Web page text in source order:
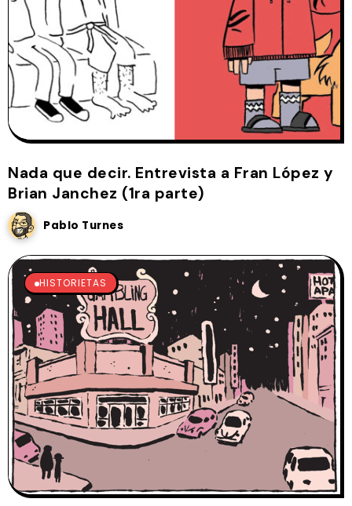
Nada que decir. Entrevista a Fran López y
Brian Janchez (1ra parte)
Pablo Turnes
HISTORIETAS